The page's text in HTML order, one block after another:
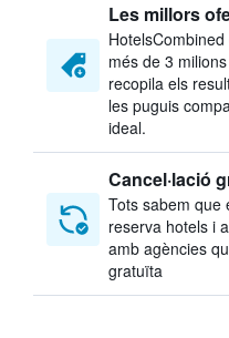
Les millors
més de 3
recopila els
les puguis
ideal.
Cancel·lació
Tots sabem que
reserva hotels i
amb agències
gratuïta